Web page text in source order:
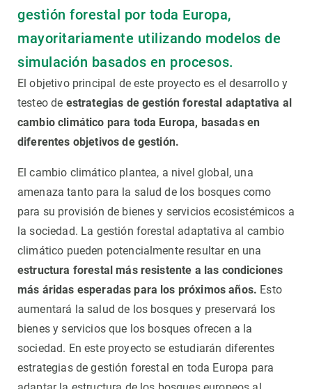
gestión forestal por toda Europa,
mayoritariamente utilizando modelos de
simulación basados en procesos.
El objetivo principal de este proyecto es el desarrollo y
testeo de estrategias de gestión forestal adaptativa al
cambio climático para toda Europa, basadas en
diferentes objetivos de gestión.
El cambio climático plantea, a nivel global, una
amenaza tanto para la salud de los bosques como
para su provisión de bienes y servicios ecosistémicos a
la sociedad. La gestión forestal adaptativa al cambio
climático pueden potencialmente resultar en una
estructura forestal más resistente a las condiciones
más áridas esperadas para los próximos años. Esto
aumentará la salud de los bosques y preservará los
bienes y servicios que los bosques ofrecen a la
sociedad. En este proyecto se estudiarán diferentes
estrategias de gestión forestal en toda Europa para